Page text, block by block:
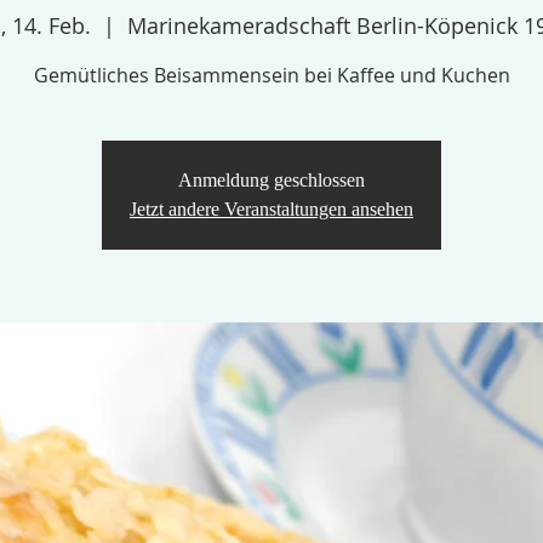
14. Feb.
  |
Marinekameradschaft Berlin-Köpenick
Gemütliches Beisammensein bei Kaffee und Kuchen
Anmeldung geschlossen
Jetzt andere Veranstaltungen ansehen